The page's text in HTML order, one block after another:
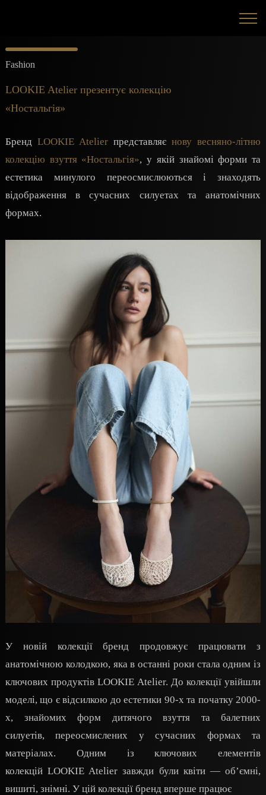
Fashion
LOOKIE Atelier презентує колекцію
«Ностальгія»
Бренд LOOKIE Atelier представляє нову весняно-літню
колекцію взуття «Ностальгія», у якій знайомі форми та
естетика минулого переосмислюються і знаходять
відображення в сучасних силуетах та анатомічних
формах.
У новій колекції бренд продовжує працювати з
анатомічною колодкою, яка в останні роки стала одним із
ключових продуктів LOOKIE Atelier. До колекції увійшли
моделі, що є відсилкою до естетики 90-х та початку 2000-
х, знайомих форм дитячого взуття та балетних
силуетів, переосмислених у сучасних формах та
матеріалах. Одним із ключових елементів
колекцій LOOKIE Atelier завжди були квіти — об’ємні,
вишиті, знімні. У цій колекції бренд вперше працює